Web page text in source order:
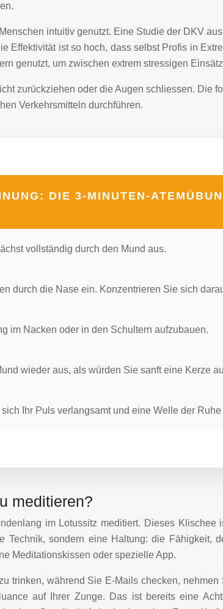
intuitiv genutzt. Eine Studie der DKV
Effektivität ist so hoch, dass selbst Profis in
genutzt, um zwischen extrem stressigen
zurückziehen oder die Augen schliessen. Die
Verkehrsmitteln durchführen.
DIE 3-MINUTEN-
vollständig durch den Mund aus.
durch die Nase ein. Konzentrieren Sie sich
im Nacken oder in den Schultern aufzubauen.
wieder aus, als würden Sie sanft eine Kerze
Ihr Puls verlangsamt und eine Welle der
meditieren?
im Lotussitz meditiert. Dieses Klischee
sondern eine Haltung: die Fähigkeit,
Meditationskissen oder spezielle App.
trinken, während Sie E-Mails checken,
auf Ihrer Zunge. Das ist bereits eine